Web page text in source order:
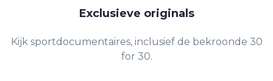
Exclusieve originals
Kijk sportdocumentaires, inclusief de bekroonde 30
for 30.